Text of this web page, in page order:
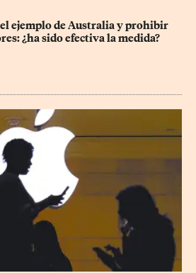
ejemplo de Australia y prohibir
¿ha sido efectiva la medida?